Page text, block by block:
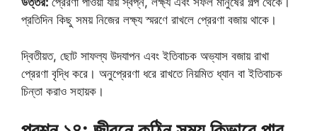
প্রতিদিন কিছু সময় নিজের লক্ষ্য স্মরণে রাখলে প্রেরণা বজায় থাকে।
দ্বিতীয়ত, ছোট সাফল্য উদযাপন এবং ইতিবাচক অভ্যাস বজায় রাখা
প্রেরণা বৃদ্ধি করে। অনুপ্রেরণা ধরে রাখতে নিয়মিত ধ্যান বা ইতিবাচক
চিন্তা করাও সহায়ক।